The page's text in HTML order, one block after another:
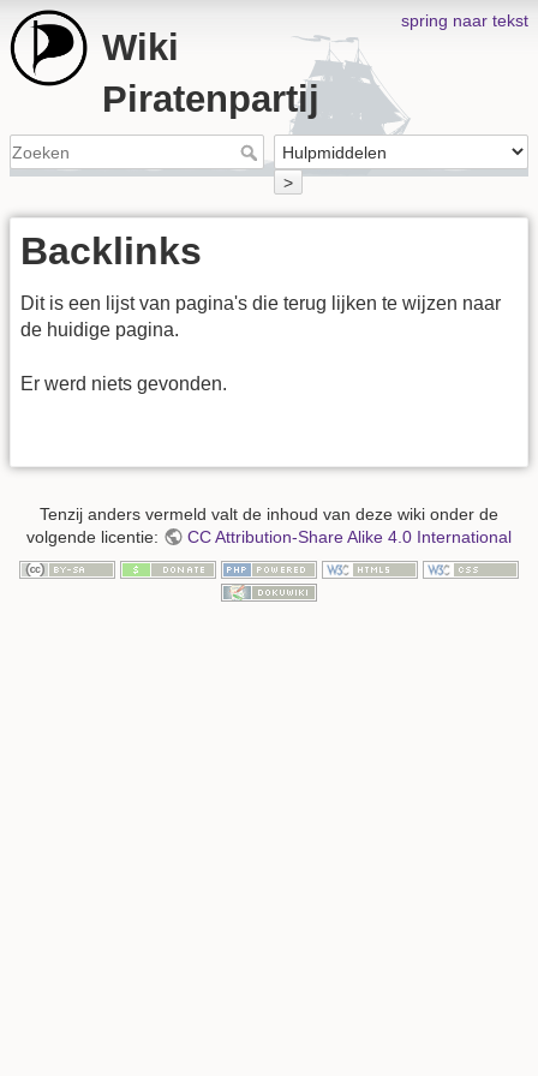
spring naar tekst
Wiki
Piratenpartij
>
Backlinks
Dit is een lijst van pagina's die terug lijken te wijzen naar
de huidige pagina.
Er werd niets gevonden.
Tenzij anders vermeld valt de inhoud van deze wiki onder de
volgende licentie:
CC Attribution-Share Alike 4.0 International